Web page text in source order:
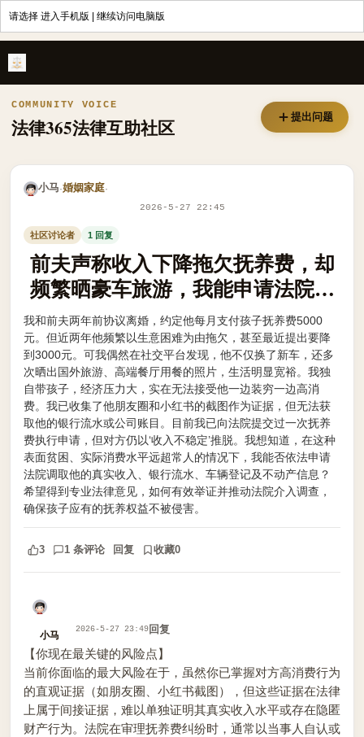
请选择 进入手机版 继续访问电脑版
COMMUNITY VOICE
法律365法律互助社区 提出问题
小马·婚姻家庭·
2026-5-27 22:45
社区讨论者 1 回复
前夫声称收入下降拖欠抚养费，却
频繁晒豪车旅游，我能申请法院调
查其真实收入吗？
我和前夫两年前协议离婚，约定他每月支付孩子抚养费5000
元。但近两年他频繁以生意困难为由拖欠，甚至最近提出要降
到3000元。可我偶然在社交平台发现，他不仅换了新车，还多
次晒出国外旅游、高端餐厅用餐的照片，生活明显宽裕。我独
自带孩子，经济压力大，实在无法接受他一边装穷一边高消
费。我已收集了他朋友圈和小红书的截图作为证据，但无法获
取他的银行流水或公司账目。目前我已向法院提交过一次抚养
费执行申请，但对方仍以‘收入不稳定’推脱。我想知道，在这种
表面贫困、实际消费水平远超常人的情况下，我能否依法申请
法院调取他的真实收入、银行流水、车辆登记及不动产信息？
希望得到专业法律意见，如何有效举证并推动法院介入调查，
确保孩子应有的抚养权益不被侵害。
3 1 条评论 回复 收藏0
小马
2026-5-27 23:49回复
【你现在最关键的风险点】
当前你面临的最大风险在于，虽然你已掌握对方高消费行为
的直观证据（如朋友圈、小红书截图），但这些证据在法律
上属于间接证据，难以单独证明其真实收入水平或存在隐匿
财产行为。法院在审理抚养费纠纷时，通常以当事人自认或